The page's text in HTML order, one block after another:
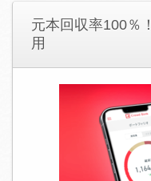
元本回収率100％
用